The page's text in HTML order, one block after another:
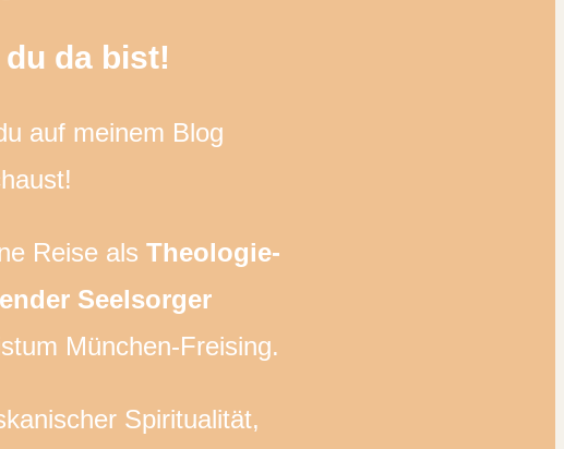
da bist!
auf meinem Blog
Reise als Theologie-
Seelsorger
München-Freising.
Spiritualität,